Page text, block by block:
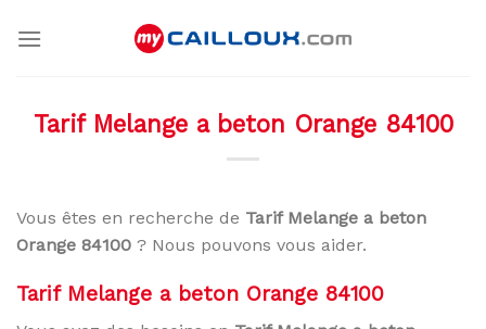
Tarif Melange a beton Orange 84100
Vous êtes en recherche de Tarif Melange a beton
Orange 84100 ? Nous pouvons vous aider.
Tarif Melange a beton Orange 84100